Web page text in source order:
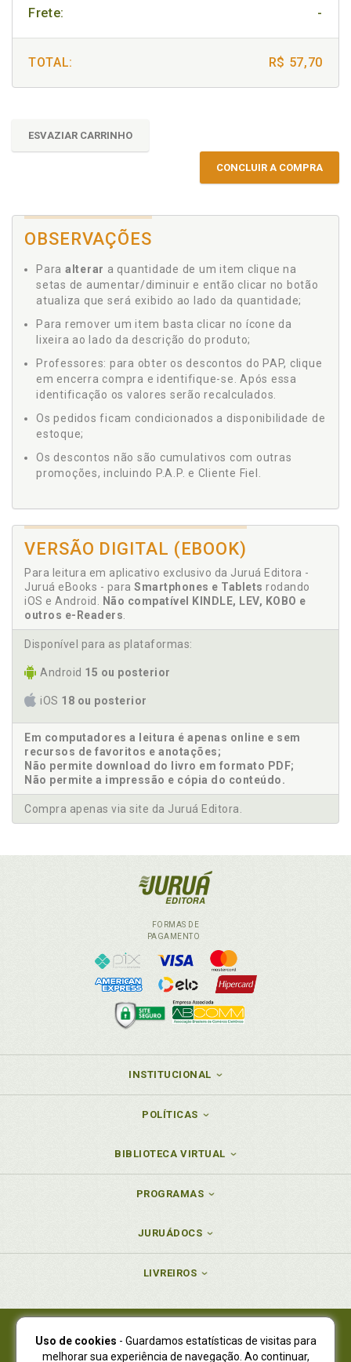
Frete: -
TOTAL: R$ 57,70
ESVAZIAR CARRINHO
CONCLUIR A COMPRA
OBSERVAÇÕES
Para alterar a quantidade de um item clique na
setas de aumentar/diminuir e então clicar no botão
atualiza que será exibido ao lado da quantidade;
Para remover um item basta clicar no ícone da
lixeira ao lado da descrição do produto;
Professores: para obter os descontos do PAP, clique
em encerra compra e identifique-se. Após essa
identificação os valores serão recalculados.
Os pedidos ficam condicionados a disponibilidade de
estoque;
Os descontos não são cumulativos com outras
promoções, incluindo P.A.P. e Cliente Fiel.
VERSÃO DIGITAL (EBOOK)
Para leitura em aplicativo exclusivo da Juruá Editora -
Juruá eBooks - para Smartphones e Tablets rodando
iOS e Android.
Não compatível KINDLE, LEV, KOBO e
outros e-Readers
Disponível para as plataformas:
Android 15 ou posterior
iOS 18 ou posterior
Em computadores a leitura é apenas online e sem
recursos de favoritos e anotações;
Não permite download do livro em formato PDF;
Não permite a impressão e cópia do conteúdo.
Compra apenas via site da Juruá Editora.
FORMAS DE
PAGAMENTO
INSTITUCIONAL
POLÍTICAS
BIBLIOTECA VIRTUAL
PROGRAMAS
JURUÁDOCS
LIVREIROS
Juruá Editora Ltda., CNPJ 77.535.508/0001-19
Uso de cookies - Guardamos estatísticas de visitas para
melhorar sua experiência de navegação. Ao continuar,